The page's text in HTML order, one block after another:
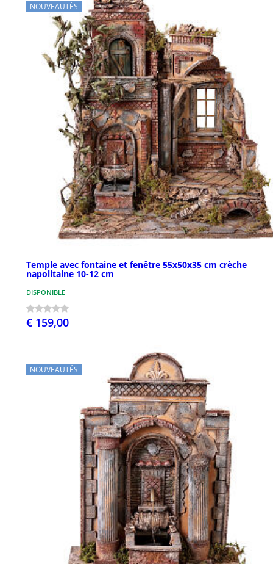
NOUVEAUTÉS
Temple avec fontaine et fenêtre 55x50x35 cm crèche
napolitaine 10-12 cm
DISPONIBLE
€ 159,00
NOUVEAUTÉS